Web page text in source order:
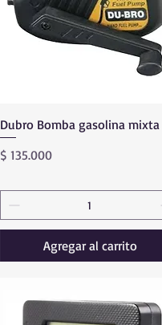
Vista rápida
Dubro Bomba gasolina mixta
Precio
$ 135.000
Agregar al carrito